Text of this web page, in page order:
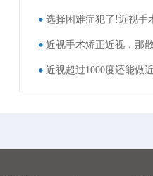
选择困难症犯了!近视手
近视超过1000度还能做